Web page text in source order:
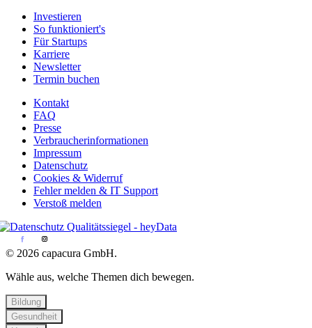
Investieren
So funktioniert's
Für Startups
Karriere
Newsletter
Termin buchen
Kontakt
FAQ
Presse
Verbraucherinformationen
Impressum
Datenschutz
Cookies & Widerruf
Fehler melden & IT Support
Verstoß melden
© 2026 capacura GmbH.
Wähle aus, welche Themen dich bewegen.
Bildung
Gesundheit